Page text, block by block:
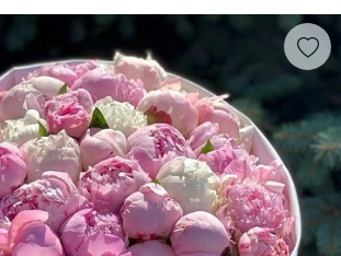
КОНТАКТНЫЕ ДАННЫЕ